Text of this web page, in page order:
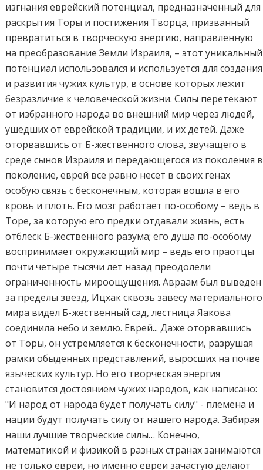
изгнания еврейский потенциал, предназначенный для
раскрытия Торы и постижения Творца, призванный
превратиться в творческую энергию, направленную
на преобразование Земли Израиля, – этот уникальный
потенциал использовался и используется для создания
и развития чужих культур, в основе которых лежит
безразличие к человеческой жизни. Силы перетекают
от избранного народа во внешний мир через людей,
ушедших от еврейской традиции, и их детей. Даже
оторвавшись от Б-жественного слова, звучащего в
среде сынов Израиля и передающегося из поколения в
поколение, еврей все равно несет в своих генах
особую связь с бесконечным, которая вошла в его
кровь и плоть. Его мозг работает по-особому – ведь в
Торе, за которую его предки отдавали жизнь, есть
отблеск Б-жественного разума; его душа по-особому
воспринимает окружающий мир – ведь его праотцы
почти четыре тысячи лет назад преодолели
ограниченность мироощущения. Авраам был выведен
за пределы звезд, Ицхак сквозь завесу материального
мира видел Б-жественный сад, лестница Яакова
соединила небо и землю. Еврей... Даже оторвавшись
от Торы, он устремляется к бесконечности, разрушая
рамки обыденных представлений, выросших на почве
языческих культур. Но его творческая энергия
становится достоянием чужих народов, как написано:
"И народ от народа будет получать силу" - племена и
нации будут получать силу от нашего народа. Забирая
наши лучшие творческие силы… Конечно,
математикой и физикой в разных странах занимаются
не только евреи, но именно евреи зачастую делают